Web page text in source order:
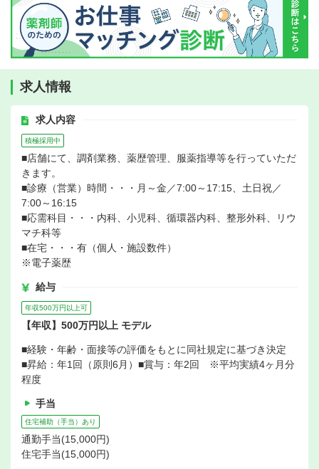
求人情報
求人内容
積極採用中
■店舗にて、調剤業務、薬歴管理、服薬指導等を行っていただ
きます。
■診療（営業）時間・・・月～金／7:00～17:15、土日祝／
7:00～16:15
■応需科目・・・内科、小児科、循環器内科、整形外科、リウ
マチ科等
■在宅・・・有（個人・施設数件）
※電子薬歴
給与
年収500万円以上可
【年収】500万円以上 モデル
■経験・年齢・面接等の評価をもとに同社規定に基づき決定
■昇給：年1回（原則6月）■賞与：年2回 ※平均実績4ヶ月分
程度
手当
住宅補助（手当）あり
通勤手当(15,000円)
住宅手当(15,000円)